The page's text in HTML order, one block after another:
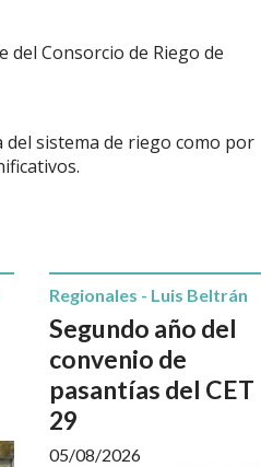
del Consorcio de Riego de
sistema de riego como por
Segundo año del
convenio de
pasantías del CET
29
Regionales - Luis Beltrán
05/08/2026